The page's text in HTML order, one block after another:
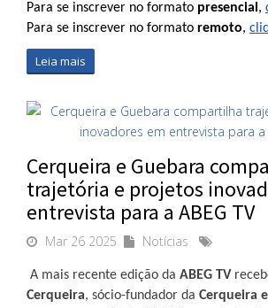
Para se inscrever no formato presencial ,
Para se inscrever no formato remoto,
Leia mais
Cerqueira e Guebara
trajetória e projetos
entrevista para a ABEG TV
Mar 26 2025 Notícias
A mais recente edição da ABEG TV
Cerqueira, sócio-fundador da Cerqueira